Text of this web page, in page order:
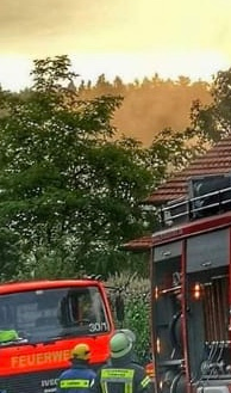
09-13-03